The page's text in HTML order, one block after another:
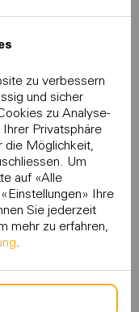
zu verbessern
und sicher
zu Analyse-
Privatsphäre
die Möglichkeit,
Um
auf «Alle
Ihre
Sie jederzeit
mehr zu erfahren,
.
an
Glied.
zur anderen
innerhalb des
werden. So
übernommen
vertrauliche Daten
aufgrund
von
Schwachstellen,
und häufig im